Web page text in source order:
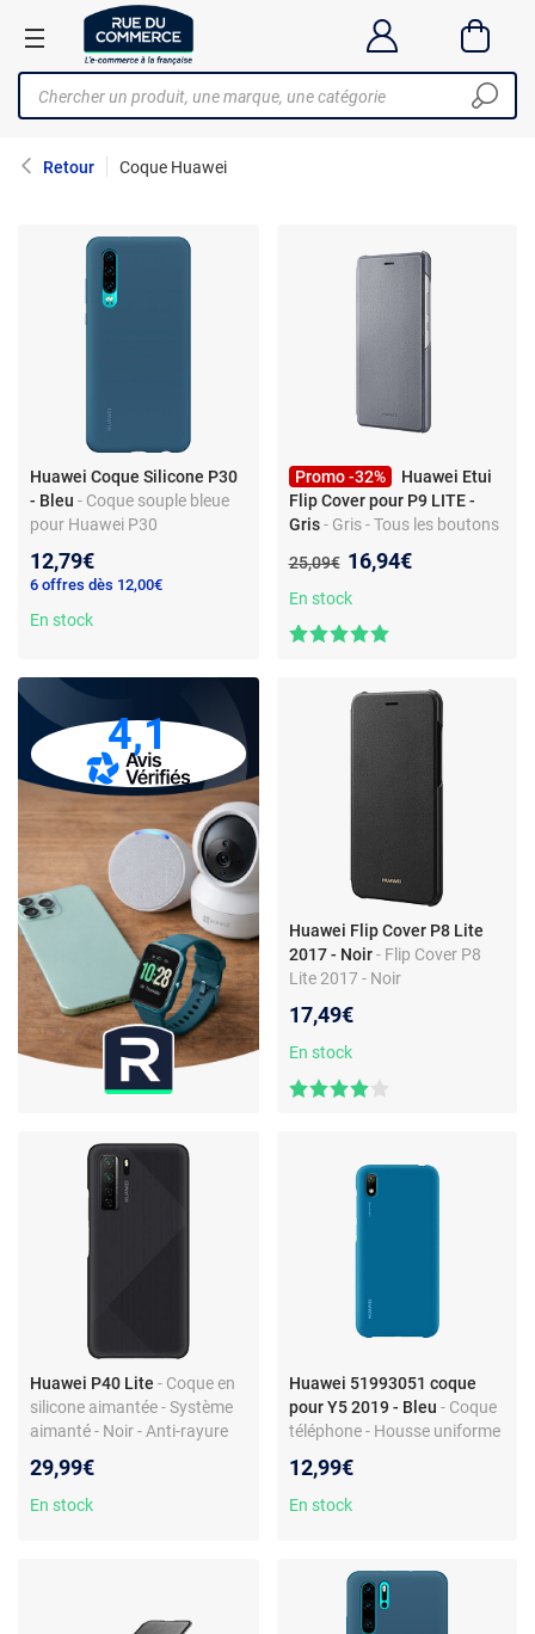
Retour Coque Huawei
Huawei Coque Silicone P30
- Bleu - Coque souple bleue
pour Huawei P30
12,79€
6 offres dès 12,00€
En stock
Promo -32%
Huawei Etui
Flip Cover pour P9 LITE -
Gris - Gris - Tous les boutons
Ancien prix :
25,09€ Nouveau prix :
16,94€
En stock
4,1
Huawei Flip Cover P8 Lite
2017 - Noir - Flip Cover P8
Lite 2017 - Noir
17,49€
En stock
Huawei P40 Lite - Coque en
silicone aimantée - Système
aimanté - Noir - Anti-rayure
29,99€
En stock
Huawei 51993051 coque
pour Y5 2019 - Bleu - Coque
téléphone - Housse uniforme
12,99€
En stock